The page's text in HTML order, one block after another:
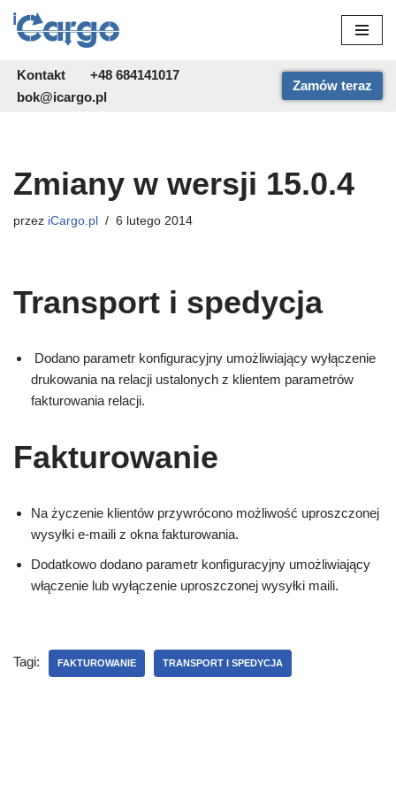
do
treści
Kontakt
+48 684141017
bok@icargo.pl
Zamów teraz
Zmiany w wersji 15.0.4
przez iCargo.pl 6 lutego 2014
Transport i spedycja
Dodano parametr konfiguracyjny umożliwiający wyłączenie
drukowania na relacji ustalonych z klientem parametrów
fakturowania relacji.
Fakturowanie
Na życzenie klientów przywrócono możliwość uproszczonej
wysyłki e-maili z okna fakturowania.
Dodatkowo dodano parametr konfiguracyjny umożliwiający
włączenie lub wyłączenie uproszczonej wysyłki maili.
Tagi: FAKTUROWANIE TRANSPORT I SPEDYCJA